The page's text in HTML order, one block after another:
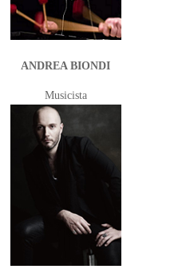
ANDREA BIONDI
Musicista